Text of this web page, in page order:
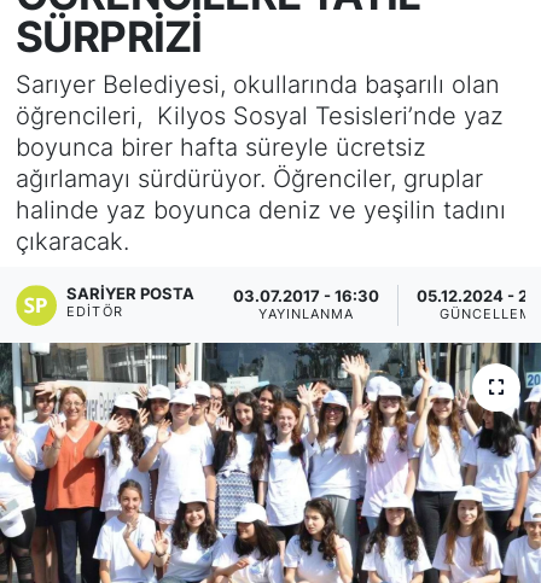
SÜRPRİZİ
Sarıyer Belediyesi, okullarında başarılı olan
öğrencileri, Kilyos Sosyal Tesisleri’nde yaz
boyunca birer hafta süreyle ücretsiz
ağırlamayı sürdürüyor. Öğrenciler, gruplar
halinde yaz boyunca deniz ve yeşilin tadını
çıkaracak.
SARIYER POSTA
EDITÖR
03.07.2017 - 16:30
YAYINLANMA
05.12.2024 -
KÖŞE YAZILARI
KÖŞE YAZILARI (Arşiv)
KÜLTÜR SANAT
MAGAZİN
RÖPORTAJ
SAĞLIK
SARIYER HABERLERİ
SARIYER İMAR BARIŞI
SEKTÖR